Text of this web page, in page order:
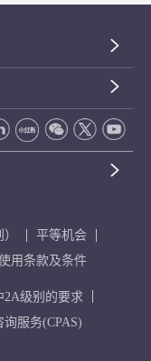
平等机会
用条款及条件
级别的要求
询服务(CPAS)